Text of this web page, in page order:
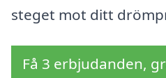
steget mot ditt
Få 3 erbjudanden,